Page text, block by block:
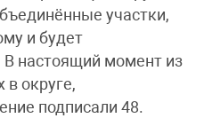
участки,
и будет
В настоящий момент из
округе,
подписали 48.